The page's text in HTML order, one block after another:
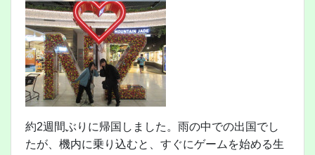
約2週間ぶりに帰国しました。雨の中での出国でし
たが、機内に乗り込むと、すぐにゲームを始める生